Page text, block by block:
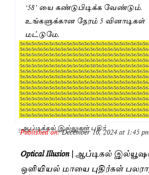
‘58’ யை கண்டுபிடிக்க வேண்டும்.
உங்களுக்கான நேரம் 5 வினாடிகள்
மட்டுமே.
ஆப்டிக்கல் இல்லுசன் புதிர்
ByDravidan Times Bureau
Published on:December 10, 2024 at 1:45
Optical Illusion |ஆப்டிகல்
ஒளியியல் மாயை புதிர்கள்